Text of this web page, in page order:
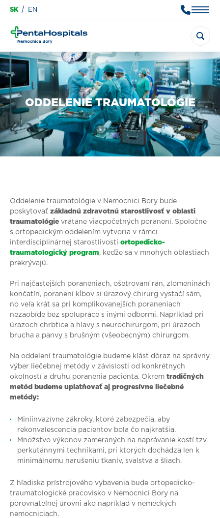
SK EN
ODDELENIE TRAUMATOLÓGIE
Oddelenie traumatológie v Nemocnici Bory bude
poskytovať základnú zdravotnú starostlivosť v oblasti
traumatológie vrátane viacpočetných poranení. Spoločne
s ortopedickým oddelením vytvoria v rámci
interdisciplinárnej starostlivosti ortopedicko-
traumatologický program, keďže sa v mnohých oblastiach
prekrývajú.
Pri najčastejších poraneniach, ošetrovaní rán, zlomeninách
končatín, poranení kĺbov si úrazový chirurg vystačí sám,
no veľa krát sa pri komplikovanejších poraneniach
nezaobíde bez spolupráce s inými odbormi. Napríklad pri
úrazoch chrbtice a hlavy s neurochirurgom, pri úrazoch
brucha a panvy s brušným (všeobecným) chirurgom.
Na oddelení traumatológie budeme klásť dôraz na správny
výber liečebnej metódy v závislosti od konkrétnych
okolností a druhu poranenia pacienta. Okrem tradičných
metód budeme uplatňovať aj progresívne liečebné
metódy:
Miniinvazívne zákroky, ktoré zabezpečia, aby
rekonvalescencia pacientov bola čo najkratšia.
Množstvo výkonov zameraných na naprávanie kostí tzv.
perkutánnymi technikami, pri ktorých dochádza len k
minimálnemu narušeniu tkanív, svalstva a šliach.
Z hľadiska prístrojového vybavenia bude ortopedicko-
traumatologické pracovisko v Nemocnici Bory na
porovnateľnej úrovni ako napríklad v nemeckých
nemocniciach.